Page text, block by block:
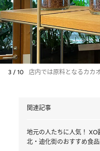
3 / 10 店内では原料となるカカ
関連記事
地元の人たちに人気！
北・迪化街のおすすめ食